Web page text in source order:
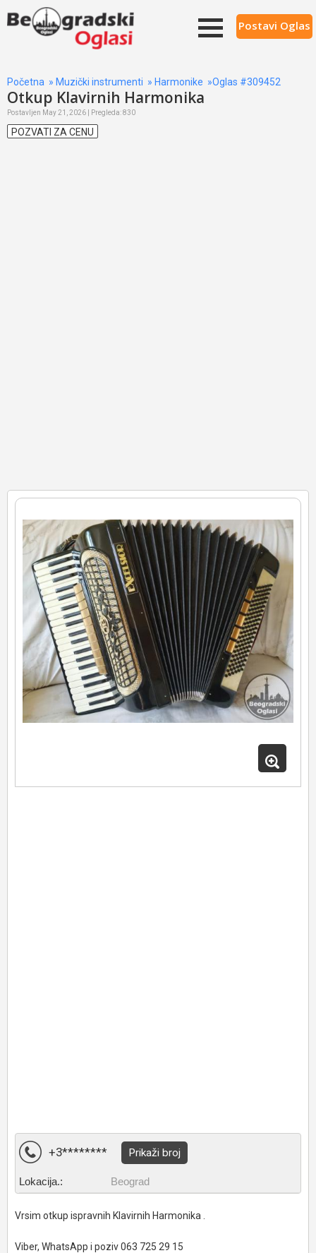
Postavi Oglas
Početna » Muzički instrumenti » Harmonike »Oglas #309452
Otkup Klavirnih Harmonika
Postavljen May 21, 2026 | Pregleda: 830
POZVATI ZA CENU
+3******** Prikaži broj
Lokacija.: Beograd
Vrsim otkup ispravnih Klavirnih Harmonika .
Viber, WhatsApp i poziv 063 725 29 15